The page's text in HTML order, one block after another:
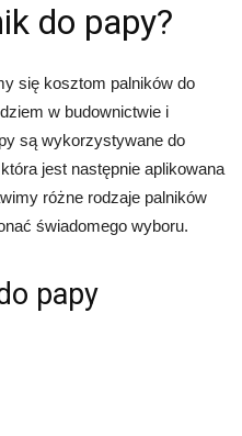
do papy?
się kosztom palników do
w budownictwie i
są wykorzystywane do
jest następnie aplikowana
różne rodzaje palników
świadomego wyboru.
papy